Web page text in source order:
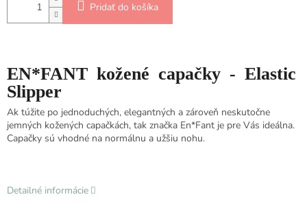
Pridať do košíka
EN*FANT kožené capačky - Elastic
Slipper
Ak túžite po jednoduchých, elegantných a zároveň neskutočne
jemných kožených capačkách, tak značka En*Fant je pre Vás ideálna.
Capačky sú vhodné na normálnu a užšiu nohu.
Detailné informácie